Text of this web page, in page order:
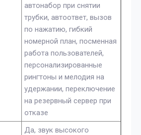
автонабор при снятии
трубки, автоответ, вызов
по нажатию, гибкий
номерной план, посменная
работа пользователей,
персонализированные
рингтоны и мелодия на
удержании, переключение
на резервный сервер при
отказе
Да, звук высокого